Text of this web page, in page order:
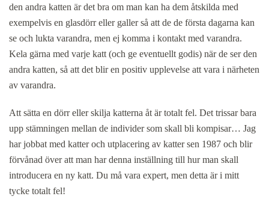
den andra katten är det bra om man kan ha dem åtskilda med
exempelvis en glasdörr eller galler så att de de första dagarna kan
se och lukta varandra, men ej komma i kontakt med varandra.
Kela gärna med varje katt (och ge eventuellt godis) när de ser den
andra katten, så att det blir en positiv upplevelse att vara i närheten
av varandra.
Att sätta en dörr eller skilja katterna åt är totalt fel. Det trissar bara
upp stämningen mellan de individer som skall bli kompisar… Jag
har jobbat med katter och utplacering av katter sen 1987 och blir
förvånad över att man har denna inställning till hur man skall
introducera en ny katt. Du må vara expert, men detta är i mitt
tycke totalt fel!